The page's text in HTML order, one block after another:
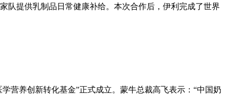
队提供乳制品日常健康补给。本次合作后，伊利完成了世界
营养创新转化基金”正式成立。蒙牛总裁高飞表示：“中国奶